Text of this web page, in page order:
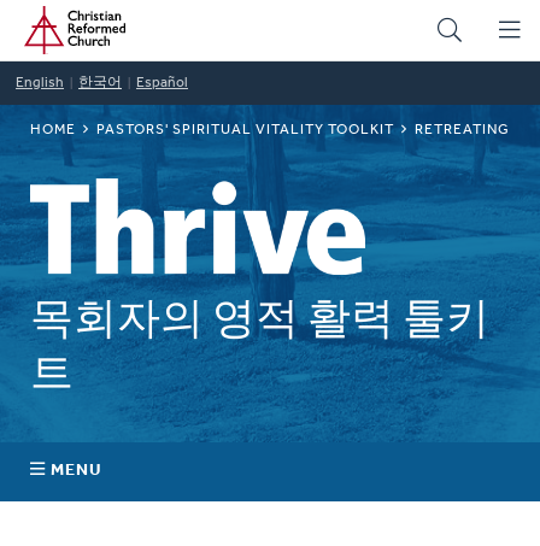
Skip
main
content
Home
English 한국어 Español
BREADCRUMB
HOME PASTORS' SPIRITUAL VITALITY TOOLKIT RETREATING
목회자의 영적 활력 툴키
트
MENU